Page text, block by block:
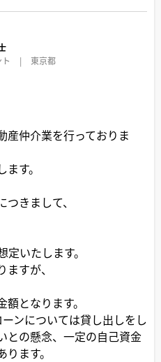
| 東京都
産仲介業を行っておりま
す。
きまして、
いたします。
すが、
となります。
ンについては貸し出しをし
との懸念、一定の自己資金
ます。